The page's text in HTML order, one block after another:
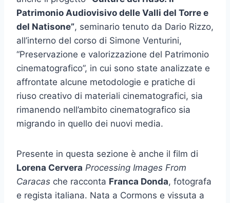
Patrimonio Audiovisivo delle Valli del Torre e
del Natisone”, seminario tenuto da Dario Rizzo,
all’interno del corso di Simone Venturini,
“Preservazione e valorizzazione del Patrimonio
cinematografico”, in cui sono state analizzate e
affrontate alcune metodologie e pratiche di
riuso creativo di materiali cinematografici, sia
rimanendo nell’ambito cinematografico sia
migrando in quello dei nuovi media.
Presente in questa sezione è anche il film di
Lorena Cervera Processing Images From
Caracas che racconta Franca Donda, fotografa
e regista italiana. Nata a Cormons e vissuta a